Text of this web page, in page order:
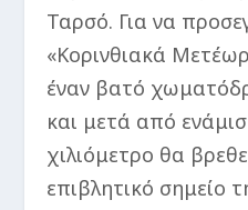
Ταρσό. Για να
«Κορινθιακά
έναν βατό
και μετά από
χιλιόμετρο θα
επιβλητικό σημείο